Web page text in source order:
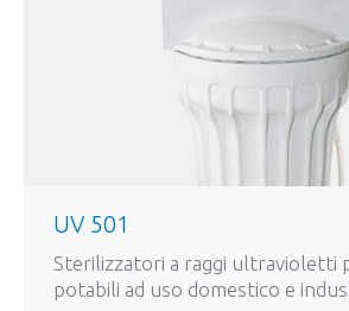
UV 501
Sterilizzatori a raggi ultravioletti
potabili ad uso domestico e